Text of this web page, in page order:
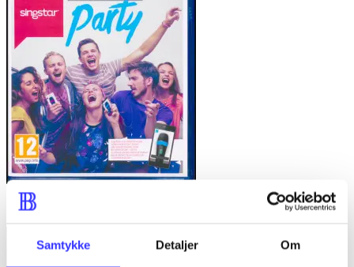
Samtykke Detaljer Om
Singstar ultimate party